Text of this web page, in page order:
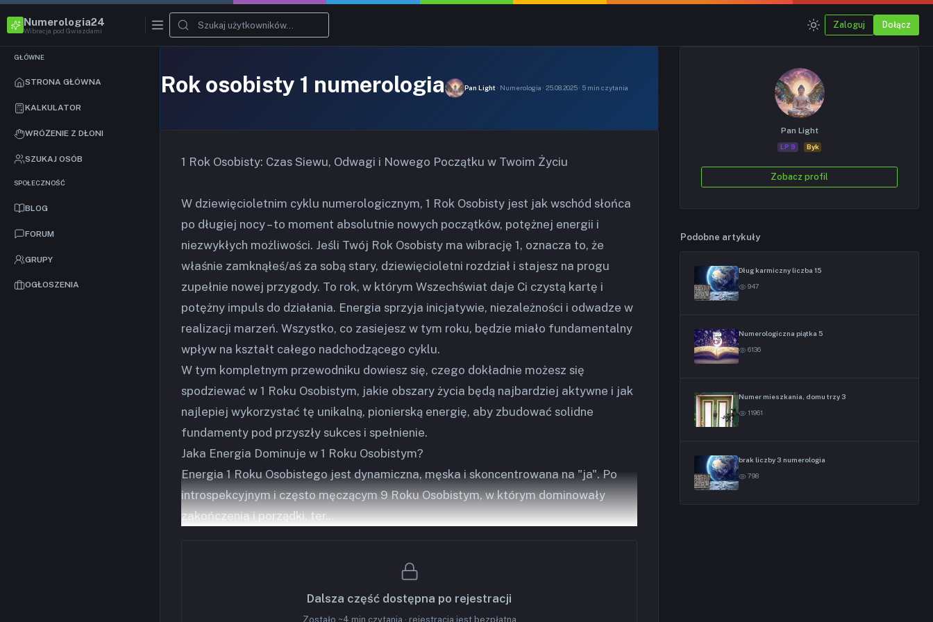
GŁÓWNE
STRONA GŁÓWNA
KALKULATOR
WRÓŻENIE Z DŁONI
SZUKAJ OSÓB
SPOŁECZNOŚĆ
BLOG
FORUM
GRUPY
OGŁOSZENIA
Numerologia24
Wibracja pod Gwiazdami
Zaloguj Dołącz
Rok osobisty 1 numerologia Pan Light· Numerologia · 25.08.2025 · 5 min czytania
1 Rok Osobisty: Czas Siewu, Odwagi i Nowego Początku w Twoim Życiu
W dziewięcioletnim cyklu numerologicznym, 1 Rok Osobisty jest jak wschód słońca
po długiej nocy – to moment absolutnie nowych początków, potężnej energii i
niezwykłych możliwości. Jeśli Twój Rok Osobisty ma wibrację 1, oznacza to, że
właśnie zamknąłeś/aś za sobą stary, dziewięcioletni rozdział i stajesz na progu
zupełnie nowej przygody. To rok, w którym Wszechświat daje Ci czystą kartę i
potężny impuls do działania. Energia sprzyja inicjatywie, niezależności i odwadze w
realizacji marzeń. Wszystko, co zasiejesz w tym roku, będzie miało fundamentalny
wpływ na kształt całego nadchodzącego cyklu.
W tym kompletnym przewodniku dowiesz się, czego dokładnie możesz się
spodziewać w 1 Roku Osobistym, jakie obszary życia będą najbardziej aktywne i jak
najlepiej wykorzystać tę unikalną, pionierską energię, aby zbudować solidne
fundamenty pod przyszły sukces i spełnienie.
Jaka Energia Dominuje w 1 Roku Osobistym?
Energia 1 Roku Osobistego jest dynamiczna, męska i skoncentrowana na "ja". Po
introspekcyjnym i często męczącym 9 Roku Osobistym, w którym dominowały
zakończenia i porządki, ter…
Dalsza część dostępna po rejestracji
Zostało ~4 min czytania · rejestracja jest bezpłatna
Pan Light
LP 9 Byk
Zobacz profil
Podobne artykuły
Dług karmiczny liczba 15
947
Numerologiczna piątka 5
6136
Numer mieszkania, domu trzy 3
11961
brak liczby 3 numerologia
798